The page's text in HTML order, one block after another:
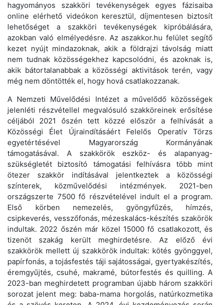
hagyományos szakköri tevékenységek egyes fázisaiba
online elérhető videókon keresztül, díjmentesen biztosít
lehetőséget a szakköri tevékenységek kipróbálására,
azokban való elmélyedésre. Az aszakkor.hu felület segítő
kezet nyújt mindazoknak, akik a földrajzi távolság miatt
nem tudnak közösségekhez kapcsolódni, és azoknak is,
akik bátortalanabbak a közösségi aktivitások terén, vagy
még nem döntötték el, hogy hová csatlakozzanak.
A Nemzeti Művelődési Intézet a művelődő közösségek
jelenléti részvétellel megvalósuló szakköreinek erősítése
céljából 2021 őszén tett közzé először a felhívását a
Közösségi Élet Újraindításáért Felelős Operatív Törzs
egyetértésével Magyarország Kormányának
támogatásával. A szakkörök eszköz- és alapanyag-
szükségletét biztosító támogatási felhívásra több mint
ötezer szakkör indításával jelentkeztek a közösségi
színterek, közművelődési intézmények. 2021-ben
országszerte 7500 fő részvételével indult el a program.
Első körben nemezelés, gyöngyfűzés, hímzés,
csipkeverés, vesszőfonás, mézeskalács-készítés szakörök
indultak. 2022 őszén már közel 15000 fő csatlakozott, és
tizenöt szakág került meghirdetésre. Az előző évi
szakkörök mellett új szakkörök indultak: kötés gyönggyel,
papírfonás, a tojásfestés táji sajátosságai, gyertyakészítés,
éremgyűjtés, csuhé, makramé, bútorfestés és quilling. A
2023-ban meghirdetett programban újabb három szakköri
sorozat jelent meg: baba-mama horgolás, natúrkozmetika